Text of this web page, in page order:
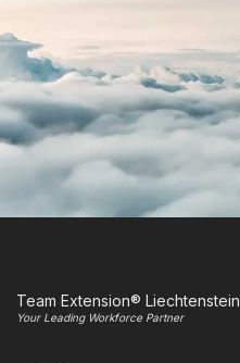
Team Extension® Liechtenstein
Your Leading Workforce Partner